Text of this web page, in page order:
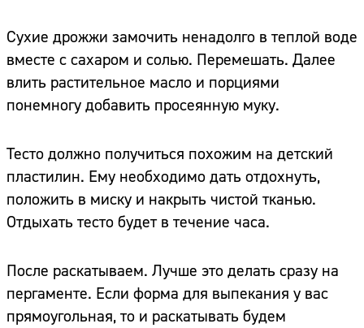
Сухие дрожжи замочить ненадолго в теплой воде
вместе с сахаром и солью. Перемешать. Далее
влить растительное масло и порциями
понемногу добавить просеянную муку.
Тесто должно получиться похожим на детский
пластилин. Ему необходимо дать отдохнуть,
положить в миску и накрыть чистой тканью.
Отдыхать тесто будет в течение часа.
После раскатываем. Лучше это делать сразу на
пергаменте. Если форма для выпекания у вас
прямоугольная, то и раскатывать будем